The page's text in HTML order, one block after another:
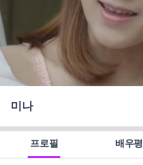
미나
프로필 배우평